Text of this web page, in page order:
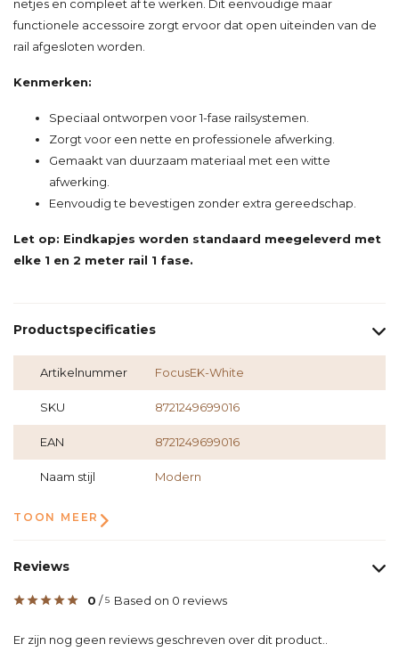
netjes en compleet af te werken. Dit eenvoudige maar
functionele accessoire zorgt ervoor dat open uiteinden van de
rail afgesloten worden.
Kenmerken:
Speciaal ontworpen voor 1-fase railsystemen.
Zorgt voor een nette en professionele afwerking.
Gemaakt van duurzaam materiaal met een witte
afwerking.
Eenvoudig te bevestigen zonder extra gereedschap.
Let op: Eindkapjes worden standaard meegeleverd met
elke 1 en 2 meter rail 1 fase.
Productspecificaties
Artikelnummer FocusEK-White
SKU 8721249699016
EAN 8721249699016
Naam stijl Modern
TOON MEER
Reviews
0 /5 Based on 0 reviews
Er zijn nog geen reviews geschreven over dit product..